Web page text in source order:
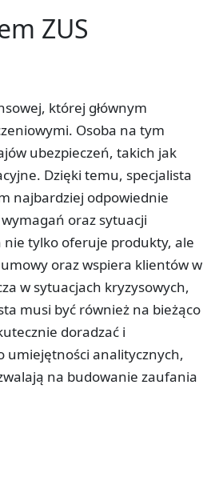
ZUS
której głównym
Osoba na tym
ubezpieczeń, takich jak
Dzięki temu, specjalista
najbardziej odpowiednie
oraz sytuacji
nie tylko oferuje produkty, ale
oraz wspiera klientów w
w sytuacjach kryzysowych,
musi być również na bieżąco
doradzać i
umiejętności analitycznych,
na budowanie zaufania